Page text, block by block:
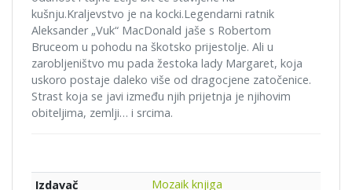
kušnju.Kraljevstvo je na kocki.Legendarni ratnik
Aleksander „Vuk“ MacDonald jaše s Robertom
Bruceom u pohodu na škotsko prijestolje. Ali u
zarobljeništvo mu pada žestoka lady Margaret, koja
uskoro postaje daleko više od dragocjene zatočenice.
Strast koja se javi između njih prijetnja je njihovim
obiteljima, zemlji… i srcima.
Izdavač
Mozaik knjiga